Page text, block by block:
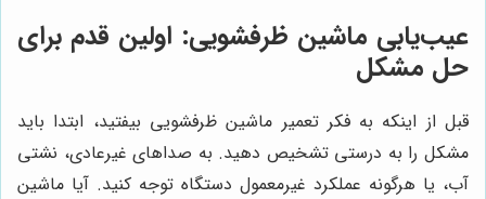
عیب‌یابی ماشین ظرفشویی: اولین قدم برای
حل مشکل
قبل از اینکه به فکر تعمیر ماشین ظرفشویی بیفتید، ابتدا باید
مشکل را به درستی تشخیص دهید. به صداهای غیرعادی، نشتی
آب، یا هرگونه عملکرد غیرمعمول دستگاه توجه کنید. آیا ماشین